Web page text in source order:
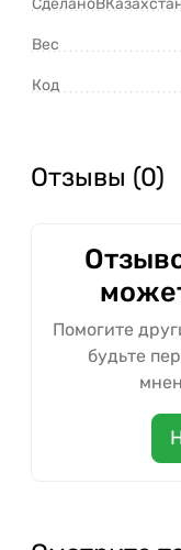
Вес
Код
Отзывы (0)
Помогите
будьте